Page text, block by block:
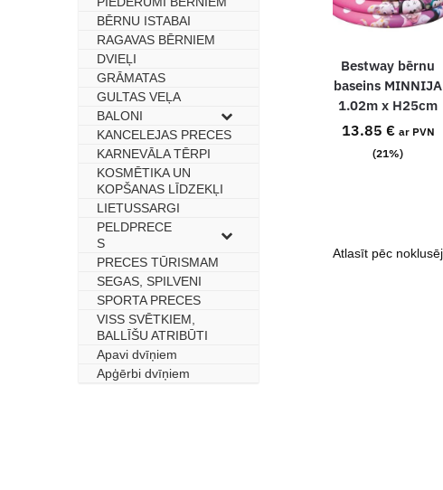
Bestway bērnu
baseins MINNIJA
1.02m x H25cm
13.85 € ar PVN
(21%)
BĒRNU ISTABAI
–
RAGAVAS BĒRNIEM
–
DVIEĻI
–
GRĀMATAS
–
GULTAS VEĻA
–
BALONI
–
KANCELEJAS PRECES
–
KARNEVĀLA TĒRPI
–
KOSMĒTIKA UN
KOPŠANAS LĪDZEKĻI
–
LIETUSSARGI
–
PELDPRECE
S
–
PRECES TŪRISMAM
–
SEGAS, SPILVENI
–
SPORTA PRECES
–
VISS SVĒTKIEM,
BALLĪŠU ATRIBŪTI
–
Apavi dvīņiem
–
Apģērbi dvīņiem
–